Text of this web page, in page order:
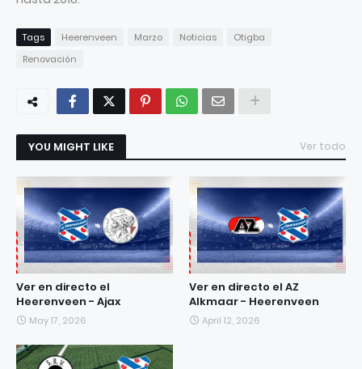
Tags Heerenveen Marzo Noticias
Otigba
Renovación
YOU MIGHT LIKE Ver todo
Ver en directo el
Heerenveen - Ajax
May 17, 2026
Ver en directo el AZ
Alkmaar - Heerenveen
April 12, 2026